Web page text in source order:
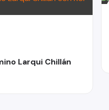
Larqui Chillán